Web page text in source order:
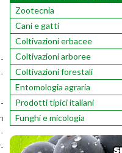
Zootecnia
Cani e gatti
Coltivazioni erbacee
Coltivazioni arboree
Coltivazioni forestali
Entomologia agraria
Prodotti tipici italiani
Funghi e micologia